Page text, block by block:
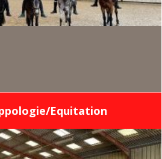
Equitation